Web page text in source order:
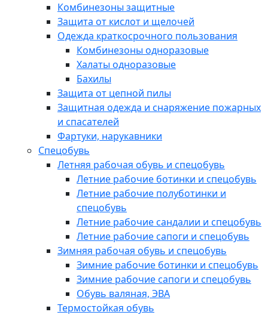
Комбинезоны защитные
Защита от кислот и щелочей
Одежда краткосрочного пользования
Комбинезоны одноразовые
Халаты одноразовые
Бахилы
Защита от цепной пилы
Защитная одежда и снаряжение пожарных
и спасателей
Фартуки, нарукавники
Спецобувь
Летняя рабочая обувь и спецобувь
Летние рабочие ботинки и спецобувь
Летние рабочие полуботинки и
спецобувь
Летние рабочие сандалии и спецобувь
Летние рабочие сапоги и спецобувь
Зимняя рабочая обувь и спецобувь
Зимние рабочие ботинки и спецобувь
Зимние рабочие сапоги и спецобувь
Обувь валяная, ЭВА
Термостойкая обувь